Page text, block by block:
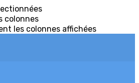
colonnes
les colonnes affichées